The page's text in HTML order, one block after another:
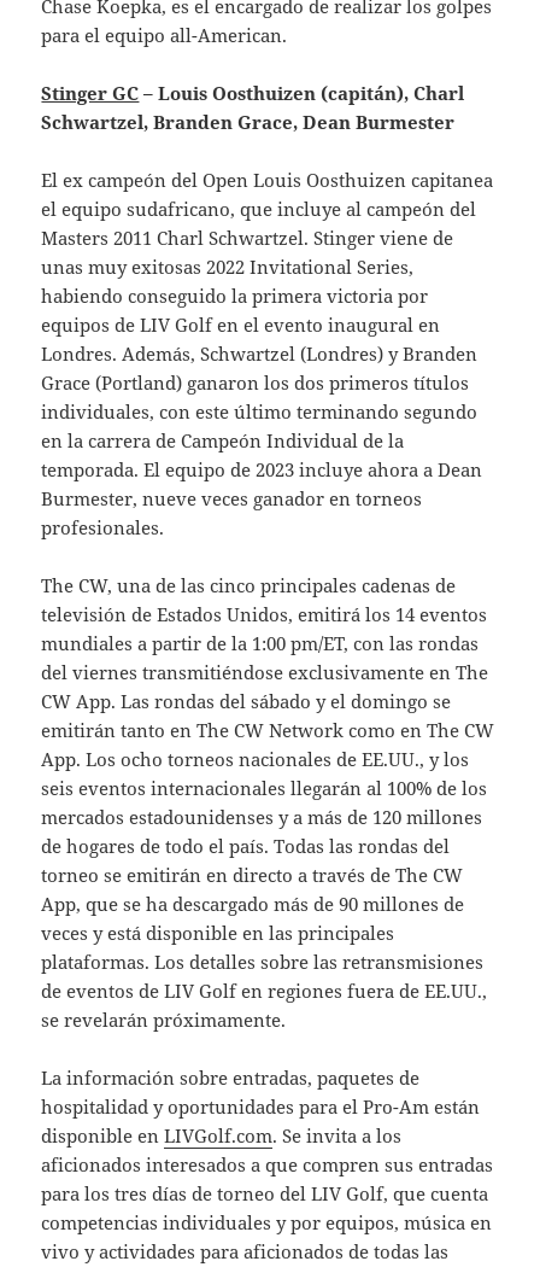
Chase Koepka, es el encargado de realizar los golpes
para el equipo all-American.
Stinger GC – Louis Oosthuizen (capitán), Charl
Schwartzel, Branden Grace, Dean Burmester
El ex campeón del Open Louis Oosthuizen capitanea
el equipo sudafricano, que incluye al campeón del
Masters 2011 Charl Schwartzel. Stinger viene de
unas muy exitosas 2022 Invitational Series,
habiendo conseguido la primera victoria por
equipos de LIV Golf en el evento inaugural en
Londres. Además, Schwartzel (Londres) y Branden
Grace (Portland) ganaron los dos primeros títulos
individuales, con este último terminando segundo
en la carrera de Campeón Individual de la
temporada. El equipo de 2023 incluye ahora a Dean
Burmester, nueve veces ganador en torneos
profesionales.
The CW, una de las cinco principales cadenas de
televisión de Estados Unidos, emitirá los 14 eventos
mundiales a partir de la 1:00 pm/ET, con las rondas
del viernes transmitiéndose exclusivamente en The
CW App. Las rondas del sábado y el domingo se
emitirán tanto en The CW Network como en The CW
App. Los ocho torneos nacionales de EE.UU., y los
seis eventos internacionales llegarán al 100% de los
mercados estadounidenses y a más de 120 millones
de hogares de todo el país. Todas las rondas del
torneo se emitirán en directo a través de The CW
App, que se ha descargado más de 90 millones de
veces y está disponible en las principales
plataformas. Los detalles sobre las retransmisiones
de eventos de LIV Golf en regiones fuera de EE.UU.,
se revelarán próximamente.
La información sobre entradas, paquetes de
hospitalidad y oportunidades para el Pro-Am están
disponible enLIVGolf.com. Se invita a los
aficionados interesados a que compren sus entradas
para los tres días de torneo del LIV Golf, que cuenta
competencias individuales y por equipos, música en
vivo y actividades para aficionados de todas las